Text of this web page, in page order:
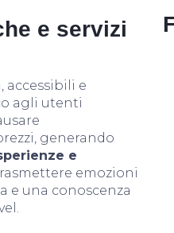
e servizi
accessibili e
agli utenti
generando
e
emozioni
e una conoscenza